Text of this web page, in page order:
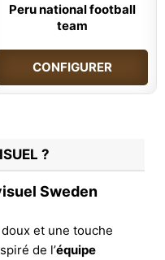
Peru national football
team
CONFIGURER
?
Sweden
et une touche
de l’équipe